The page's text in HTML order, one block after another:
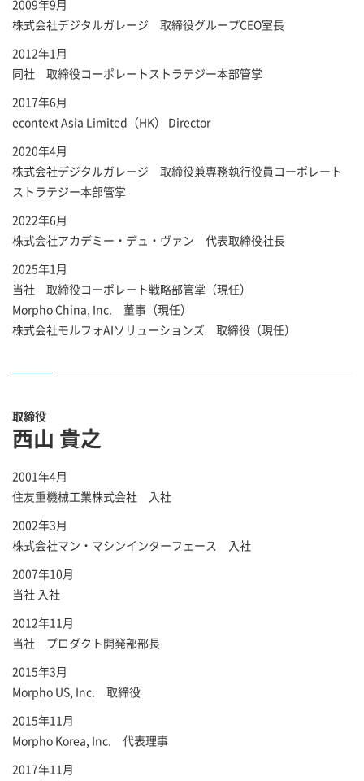
2009年9月
株式会社デジタルガレージ 取締役グループCEO室長
2012年1月
同社 取締役コーポレートストラテジー本部管掌
2017年6月
econtext Asia Limited（HK） Director
2020年4月
株式会社デジタルガレージ 取締役兼専務執行役員コーポレート
ストラテジー本部管掌
2022年6月
株式会社アカデミー・デュ・ヴァン 代表取締役社長
2025年1月
当社 取締役コーポレート戦略部管掌（現任）
Morpho China, Inc. 董事（現任）
株式会社モルフォAIソリューションズ 取締役（現任）
取締役
西山 貴之
2001年4月
住友重機械工業株式会社 入社
2002年3月
株式会社マン・マシンインターフェース 入社
2007年10月
当社 入社
2012年11月
当社 プロダクト開発部部長
2015年3月
Morpho US, Inc. 取締役
2015年11月
Morpho Korea, Inc. 代表理事
2017年11月